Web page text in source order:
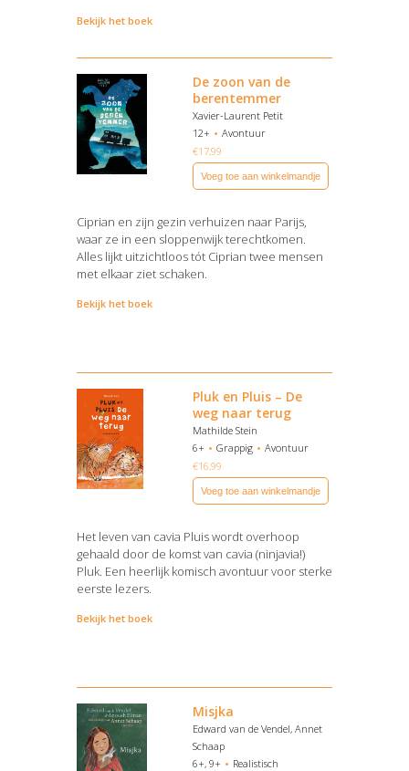
Bekijk het boek
De zoon van de
berentemmer
Xavier-Laurent Petit
12+
Avontuur
€17,99
Voeg toe aan winkelmandje
Ciprian en zijn gezin verhuizen naar Parijs,
waar ze in een sloppenwijk terechtkomen.
Alles lijkt uitzichtloos tót Ciprian twee mensen
met elkaar ziet schaken.
Bekijk het boek
Pluk en Pluis – De
weg naar terug
Mathilde Stein
6+
Grappig
Avontuur
€16,99
Voeg toe aan winkelmandje
Het leven van cavia Pluis wordt overhoop
gehaald door de komst van cavia (ninjavia!)
Pluk. Een heerlijk komisch avontuur voor sterke
eerste lezers.
Bekijk het boek
Misjka
Edward van de Vendel, Annet
Schaap
6+, 9+
Realistisch